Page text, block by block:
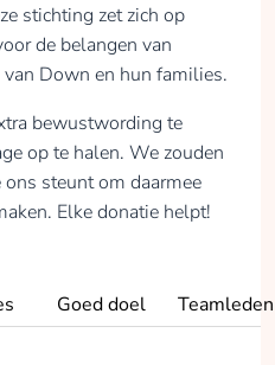
stichting zet zich op
de belangen van
Down en hun families.
bewustwording te
op te halen. We zouden
steunt om daarmee
Elke donatie helpt!
Goed doel Teamleden